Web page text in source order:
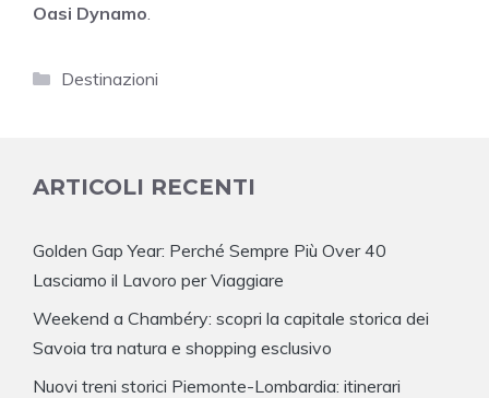
Oasi Dynamo
Categorie
Destinazioni
ARTICOLI RECENTI
Golden Gap Year: Perché Sempre Più Over 40
Lasciamo il Lavoro per Viaggiare
Weekend a Chambéry: scopri la capitale storica dei
Savoia tra natura e shopping esclusivo
Nuovi treni storici Piemonte-Lombardia: itinerari